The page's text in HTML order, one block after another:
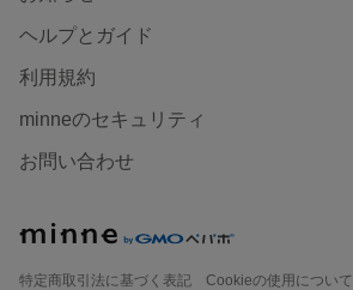
ヘルプとガイド
利用規約
minneのセキュリティ
お問い合わせ
特定商取引法に基づく表記
Cookieの使用について